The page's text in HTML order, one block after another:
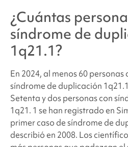
¿Cuántas
síndrome de
1q21.1?
En 2024, al menos 60 personas
síndrome de duplicación 1q21.1
Setenta y dos personas con
1q21. 1 se han registrado en
primer caso desíndrome de
describió en 2008. Los